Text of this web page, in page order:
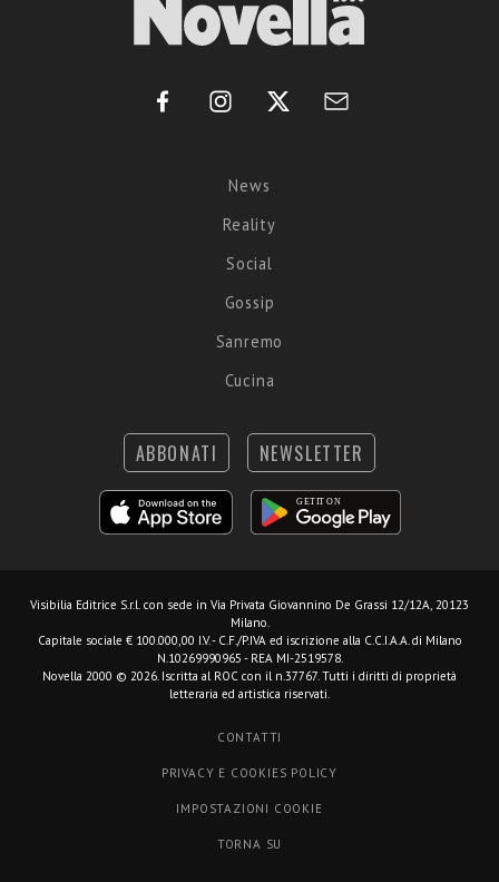
News
Reality
Social
Gossip
Sanremo
Cucina
ABBONATI NEWSLETTER
Visibilia Editrice S.r.l. con sede in Via Privata Giovannino De Grassi 12/12A, 20123
Milano.
Capitale sociale € 100.000,00 I.V. - C.F./P.IVA ed iscrizione alla C.C.I.A.A. di Milano
N.10269990965 - REA MI-2519578.
Novella 2000 © 2026. Iscritta al ROC con il n.37767. Tutti i diritti di proprietà
letteraria ed artistica riservati.
CONTATTI
PRIVACY E COOKIES POLICY
IMPOSTAZIONI COOKIE
TORNA SU